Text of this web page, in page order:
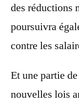
des réductions
poursuivra
contre les
Et une partie
nouvelles lois